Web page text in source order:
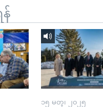
၁၅ မတ္၊ ၂၀၂၅